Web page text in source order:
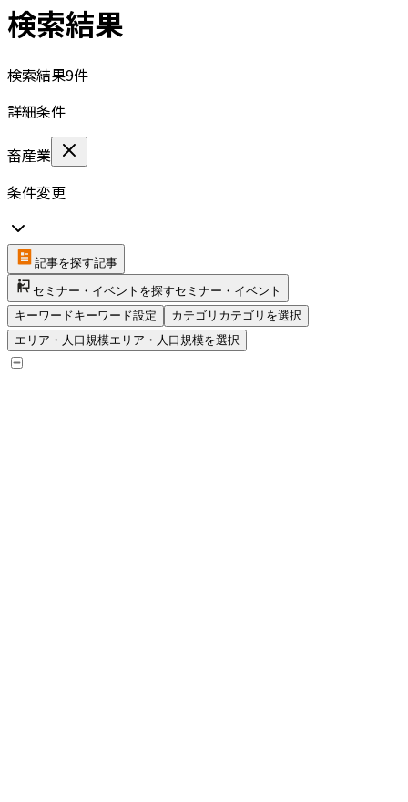
検索結果
検索結果9件
詳細条件
畜産業
条件変更
記事を探す記事
セミナー・イベントを探すセミナー・イベント
キーワードキーワード設定 カテゴリ カテゴリを選択
エリア・人口規模エリア・人口規模を選択